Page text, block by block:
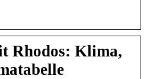
Rhodos: Klima,